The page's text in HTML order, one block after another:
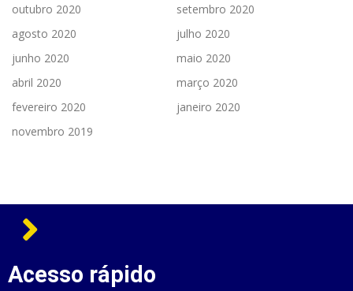
outubro 2020
setembro 2020
agosto 2020
julho 2020
junho 2020
maio 2020
abril 2020
março 2020
fevereiro 2020
janeiro 2020
novembro 2019
Acesso rápido